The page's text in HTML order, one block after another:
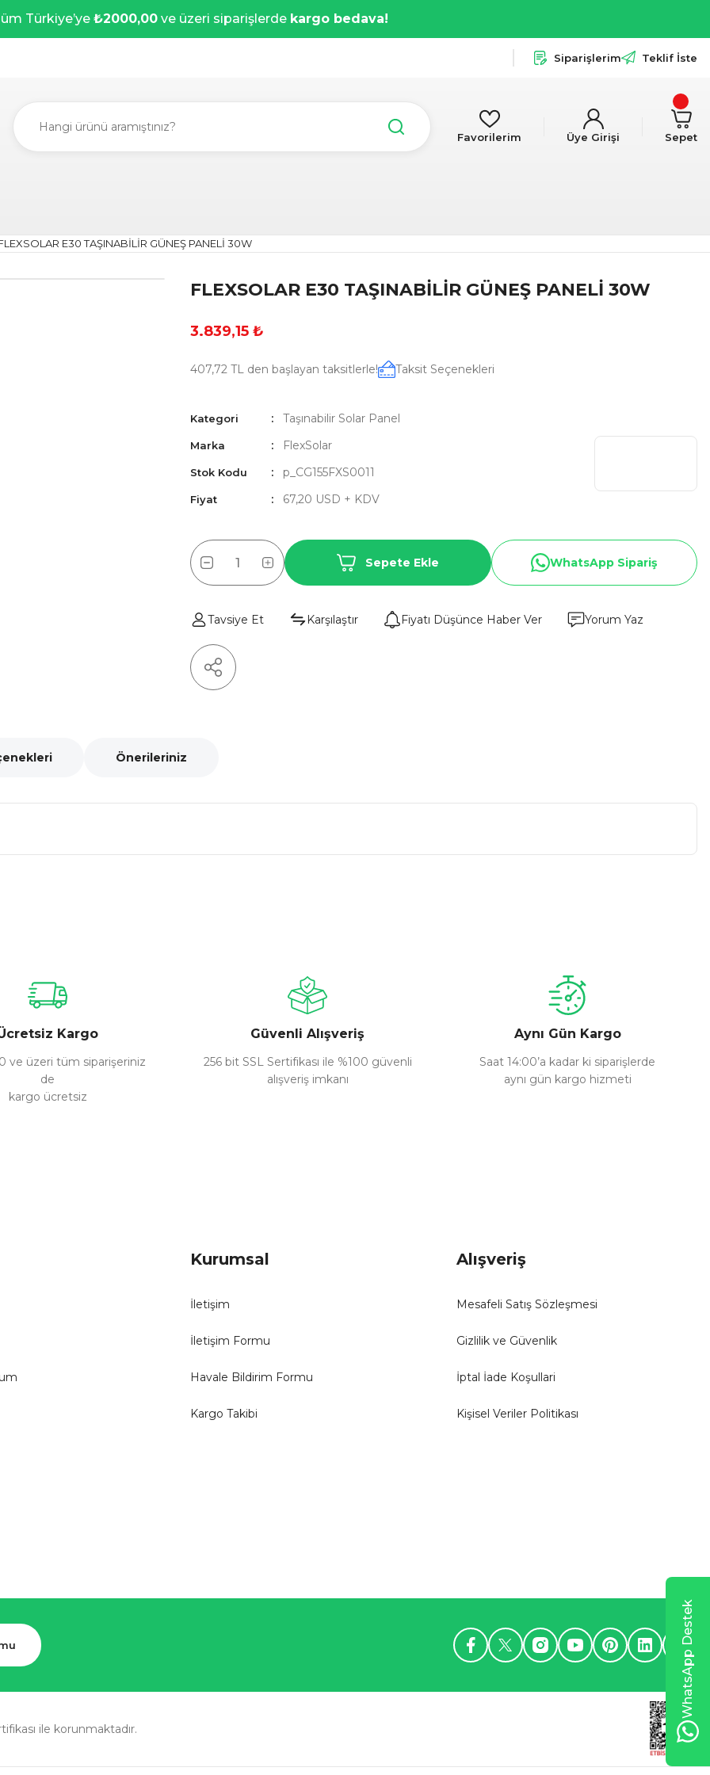
Türkiye’ye ₺2000,00 ve üzeri siparişlerde kargo bedava!
Siparişlerim Teklif İste
Favorilerim Üye Girişi Sepet
E30 TAŞINABİLİR GÜNEŞ PANELİ 30W
FLEXSOLAR E30 TAŞINABİLİR GÜNEŞ PANELİ 30W
3.839,15 ₺
407,72 TL den başlayan taksitlerle! Taksit Seçenekleri
Kategori Taşınabilir Solar Panel
Marka FlexSolar
Stok Kodu p_CG155FXS0011
Fiyat 67,20 USD + KDV
Sepete Ekle WhatsApp Sipariş
Tavsiye Et Karşılaştır Fiyatı Düşünce Haber Ver Yorum Yaz
Önerileriniz
Kargo
ve üzeri tüm siparişeriniz
de
kargo ücretsiz
Güvenli Alışveriş
256 bit SSL Sertifikası ile %100 güvenli
alışveriş imkanı
Aynı Gün Kargo
Saat 14:00’a kadar ki siparişlerde
aynı gün kargo hizmeti
Kurumsal
İletişim
İletişim Formu
Havale Bildirim Formu
Kargo Takibi
Alışveriş
Mesafeli Satış Sözleşmesi
Gizlilik ve Güvenlik
İptal İade Koşullari
Kişisel Veriler Politikası
ile korunmaktadır.
WhatsApp Destek